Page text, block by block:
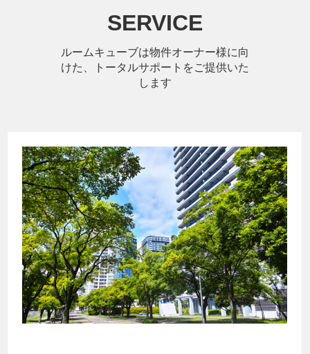
SERVICE
ルームキューブは物件オーナー様に向
けた、トータルサポートをご提供いた
します